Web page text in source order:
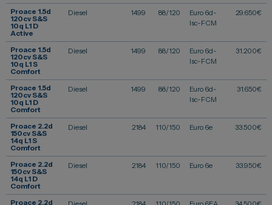
Dipendenti Stellantis
Promozioni
Gruppo Spazio
Il Gruppo Spazio
Impegno per l’Ambiente
Impegno per il Sociale
Comunità Energetica
Sedi e Recapiti
News ed Eventi
Proace 1.5d
120cv S&S
10q L1 D
Active
Diesel 1499 88/120
Euro 6d-
Isc-FCM
29.650€
Proace 1.5d
120cv S&S
10q L1 S
Comfort
Diesel 1499 88/120
Euro 6d-
Isc-FCM
31.200€
Proace 1.5d
120cv S&S
10q L1 D
Comfort
Diesel 1499 88/120
Euro 6d-
Isc-FCM
31.650€
Proace 2.2d
150cv S&S
14q L1 S
Comfort
Diesel 2184 110/150 Euro 6e 33.500€
Proace 2.2d
150cv S&S
14q L1 D
Comfort
Diesel 2184 110/150 Euro 6e 33.950€
Proace 2.2d